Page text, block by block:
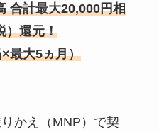
合計最大20,000円相
）還元！
最大5ヵ月）
かえ（MNP）で契